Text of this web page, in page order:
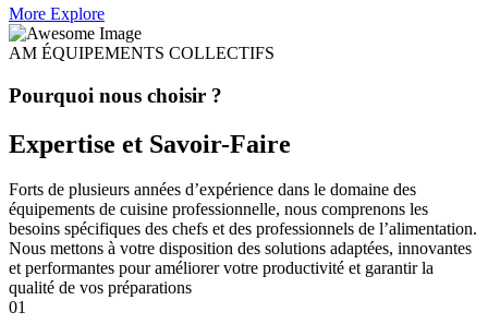
More Explore
AM ÉQUIPEMENTS COLLECTIFS
Pourquoi nous choisir ?
Expertise et Savoir-Faire
Forts de plusieurs années d’expérience dans le domaine des
équipements de cuisine professionnelle, nous comprenons les
besoins spécifiques des chefs et des professionnels de l’alimentation.
Nous mettons à votre disposition des solutions adaptées, innovantes
et performantes pour améliorer votre productivité et garantir la
qualité de vos préparations
01